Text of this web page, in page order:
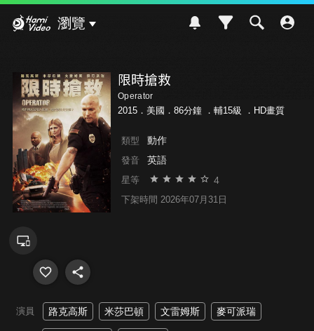
瀏覽
限時搶救
Operator
2015．美國．86分鐘 ． 輔15級 ．HD畫質
類型 動作
發音 英語
星等 4
下架時間 2026年07月31日
演員 路克高斯 米莎巴頓 文雷姆斯 麥可派瑞